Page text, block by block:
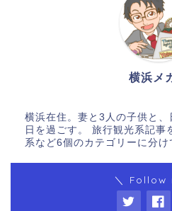
横浜メ
横浜在住。妻と3人の子供と
日を過ごす。 旅行観光系記事
系など6個のカテゴリーに分け
＼ Follow